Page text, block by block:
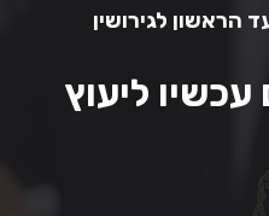
לגירושין
ליעוץ